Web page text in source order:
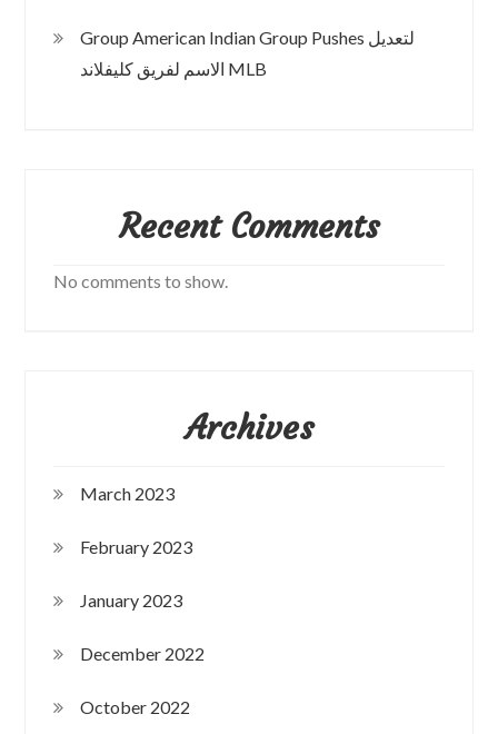
Group American Indian Group Pushes لتعديل
الاسم لفريق كليفلاند MLB
Recent Comments
No comments to show.
Archives
March 2023
February 2023
January 2023
December 2022
October 2022